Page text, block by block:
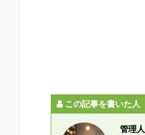
この記事を書いた人
管理人